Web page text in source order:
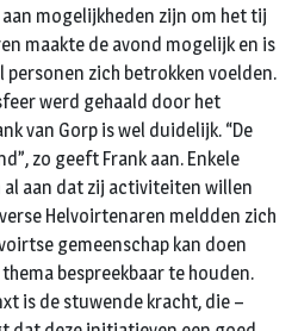
mogelijkheden zijn om het tij
maakte de avond mogelijk en is
zich betrokken voelden.
werd gehaald door het
van Gorp is wel duidelijk. “De
zo geeft Frank aan. Enkele
aan dat zij activiteiten willen
Helvoirtenaren meldden zich
gemeenschap kan doen
bespreekbaar te houden.
is de stuwende kracht, die –